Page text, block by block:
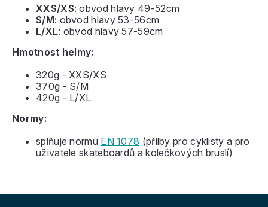
XXS/XS: obvod hlavy 49-52cm
S/M: obvod hlavy 53-56cm
L/XL: obvod hlavy 57-59cm
Hmotnost helmy:
320g - XXS/XS
370g - S/M
420g - L/XL
Normy:
splňuje normu EN 1078 (přilby pro cyklisty a pro
uživatele skateboardů a kolečkových bruslí)